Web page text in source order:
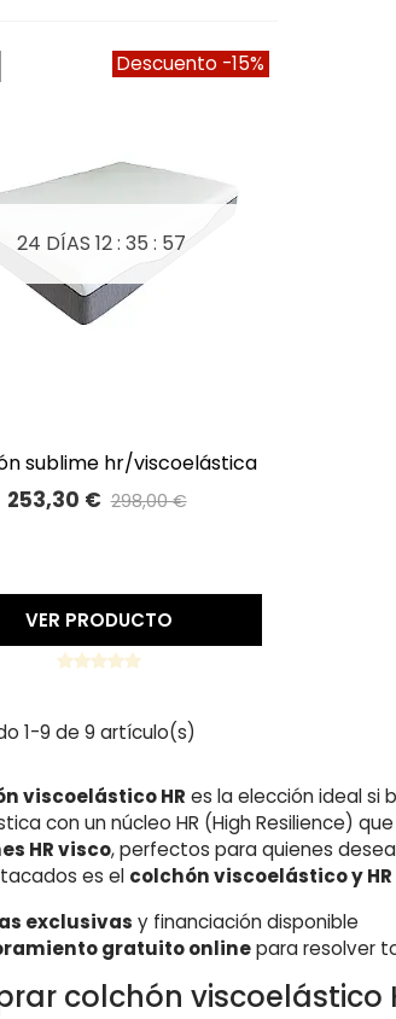
Descuento -15%
A LISTA DE DESEOS
24 DÍAS 12 : 35 : 56
sublime hr/viscoelástica
253,30 € 298,00 €
VER PRODUCTO
1-9 de 9 artículo(s)
viscoelástico HR es la elección ideal si
con un núcleo HR (High Resilience)
HR visco, perfectos para quienes
es el colchón viscoelástico y HR
exclusivas y financiación disponible
gratuito onlinepara resolver
colchón viscoelástico